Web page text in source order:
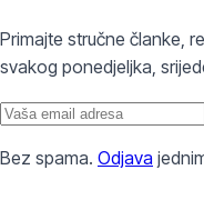
Primajte stručne članke,
svakog ponedjeljka,
Bez spama. Odjava